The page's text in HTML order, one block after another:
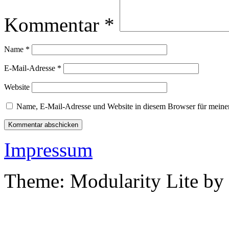
Kommentar *
Name *
E-Mail-Adresse *
Website
Name, E-Mail-Adresse und Website in diesem Browser für
Impressum
Theme: Modularity Lite by